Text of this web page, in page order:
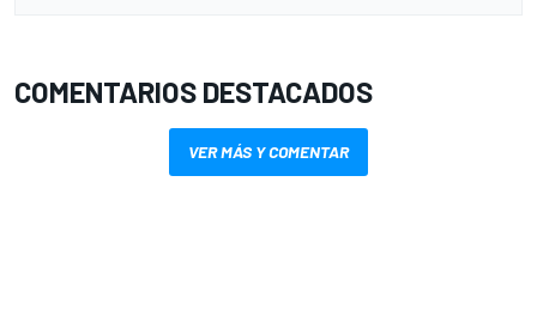
COMENTARIOS DESTACADOS
VER MÁS Y COMENTAR